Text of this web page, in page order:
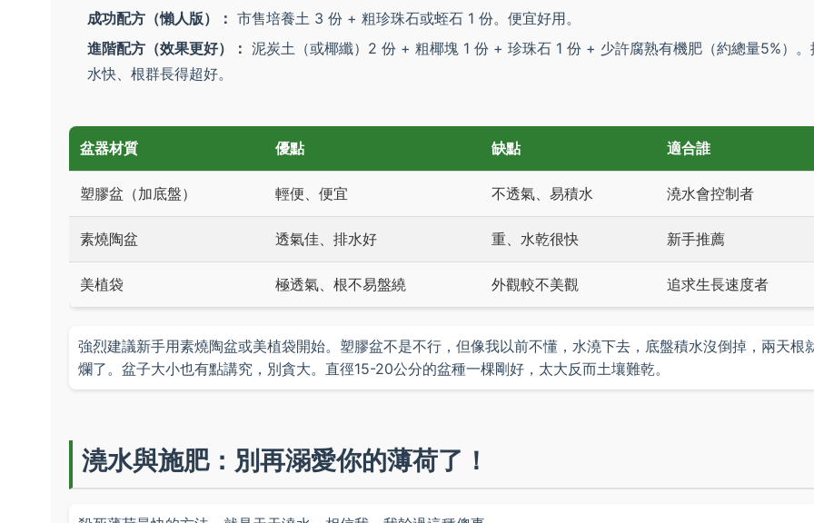
成功配方（懶人版）： 市售培養土 3 份 + 粗珍珠石或蛭石 1 份。便宜好用。
進階配方（效果更好）： 泥炭土（或椰纖）2 份 + 粗椰塊 1 份 + 珍珠石 1 份 + 少許腐熟有機肥（約總量5%）。
水快、根群長得超好。
盆器材質 優點 缺點 適合誰
塑膠盆（加底盤） 輕便、便宜 不透氣、易積水 澆水會控制者
素燒陶盆 透氣佳、排水好 重、水乾很快 新手推薦
美植袋 極透氣、根不易盤繞 外觀較不美觀 追求生長速度者
強烈建議新手用素燒陶盆或美植袋開始。塑膠盆不是不行，但像我以前不懂，水澆下去，底盤積水沒倒掉，兩天根
爛了。盆子大小也有點講究，別貪大。直徑15-20公分的盆種一棵剛好，太大反而土壤難乾。
澆水與施肥：別再溺愛你的薄荷了！